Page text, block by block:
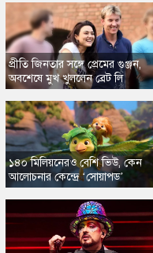
​প্রীতি জিনতার সঙ্গে প্রেমের গুঞ্জন,
অবশেষে মুখ খুললেন ব্রেট লি
​১৪০ মিলিয়নেরও বেশি ভিউ, কেন
আলোচনার কেন্দ্রে ‘সোয়াপড’